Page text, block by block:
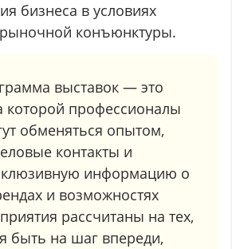
бизнеса в условиях
конъюнктуры.
выставок — это
которой профессионалы
обменяться опытом,
контакты и
информацию о
и возможностях
рассчитаны на тех,
быть на шаг впереди,